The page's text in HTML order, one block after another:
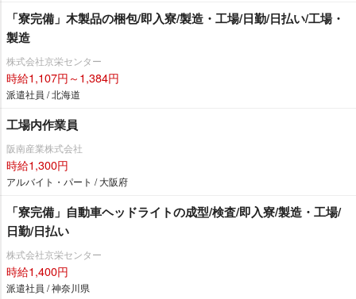
「寮完備」木製品の梱包/即入寮/製造・工場/日勤/日払い/工場・
製造
株式会社京栄センター
時給1,107円～1,384円
派遣社員 / 北海道
工場内作業員
阪南産業株式会社
時給1,300円
アルバイト・パート / 大阪府
「寮完備」自動車ヘッドライトの成型/検査/即入寮/製造・工場/
日勤/日払い
株式会社京栄センター
時給1,400円
派遣社員 / 神奈川県